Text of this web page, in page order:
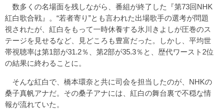
数多くの名場面を残しながら、番組が終了した『第73回NHK
紅白歌合戦』。“若者寄り”とも言われた出場歌手の選考が問題
視されたが、紅白をもって一時休養する氷川きよしが圧巻のス
テージを見せるなど、見どころも豊富だった。しかし、平均世
帯視聴率は第1部が31.2％、第2部が35.3％と、歴代ワースト2位
の結果に終わることに。
そんな紅白で、橋本環奈と共に司会を担当したのが、NHKの
桑子真帆アナだ。その桑子アナには、紅白の舞台裏で不穏な情
報が流れていた。